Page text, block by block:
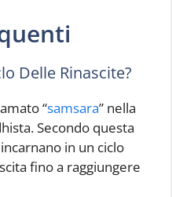
Delle Rinascite?
“samsara” nella
Secondo questa
in un ciclo
fino a raggiungere